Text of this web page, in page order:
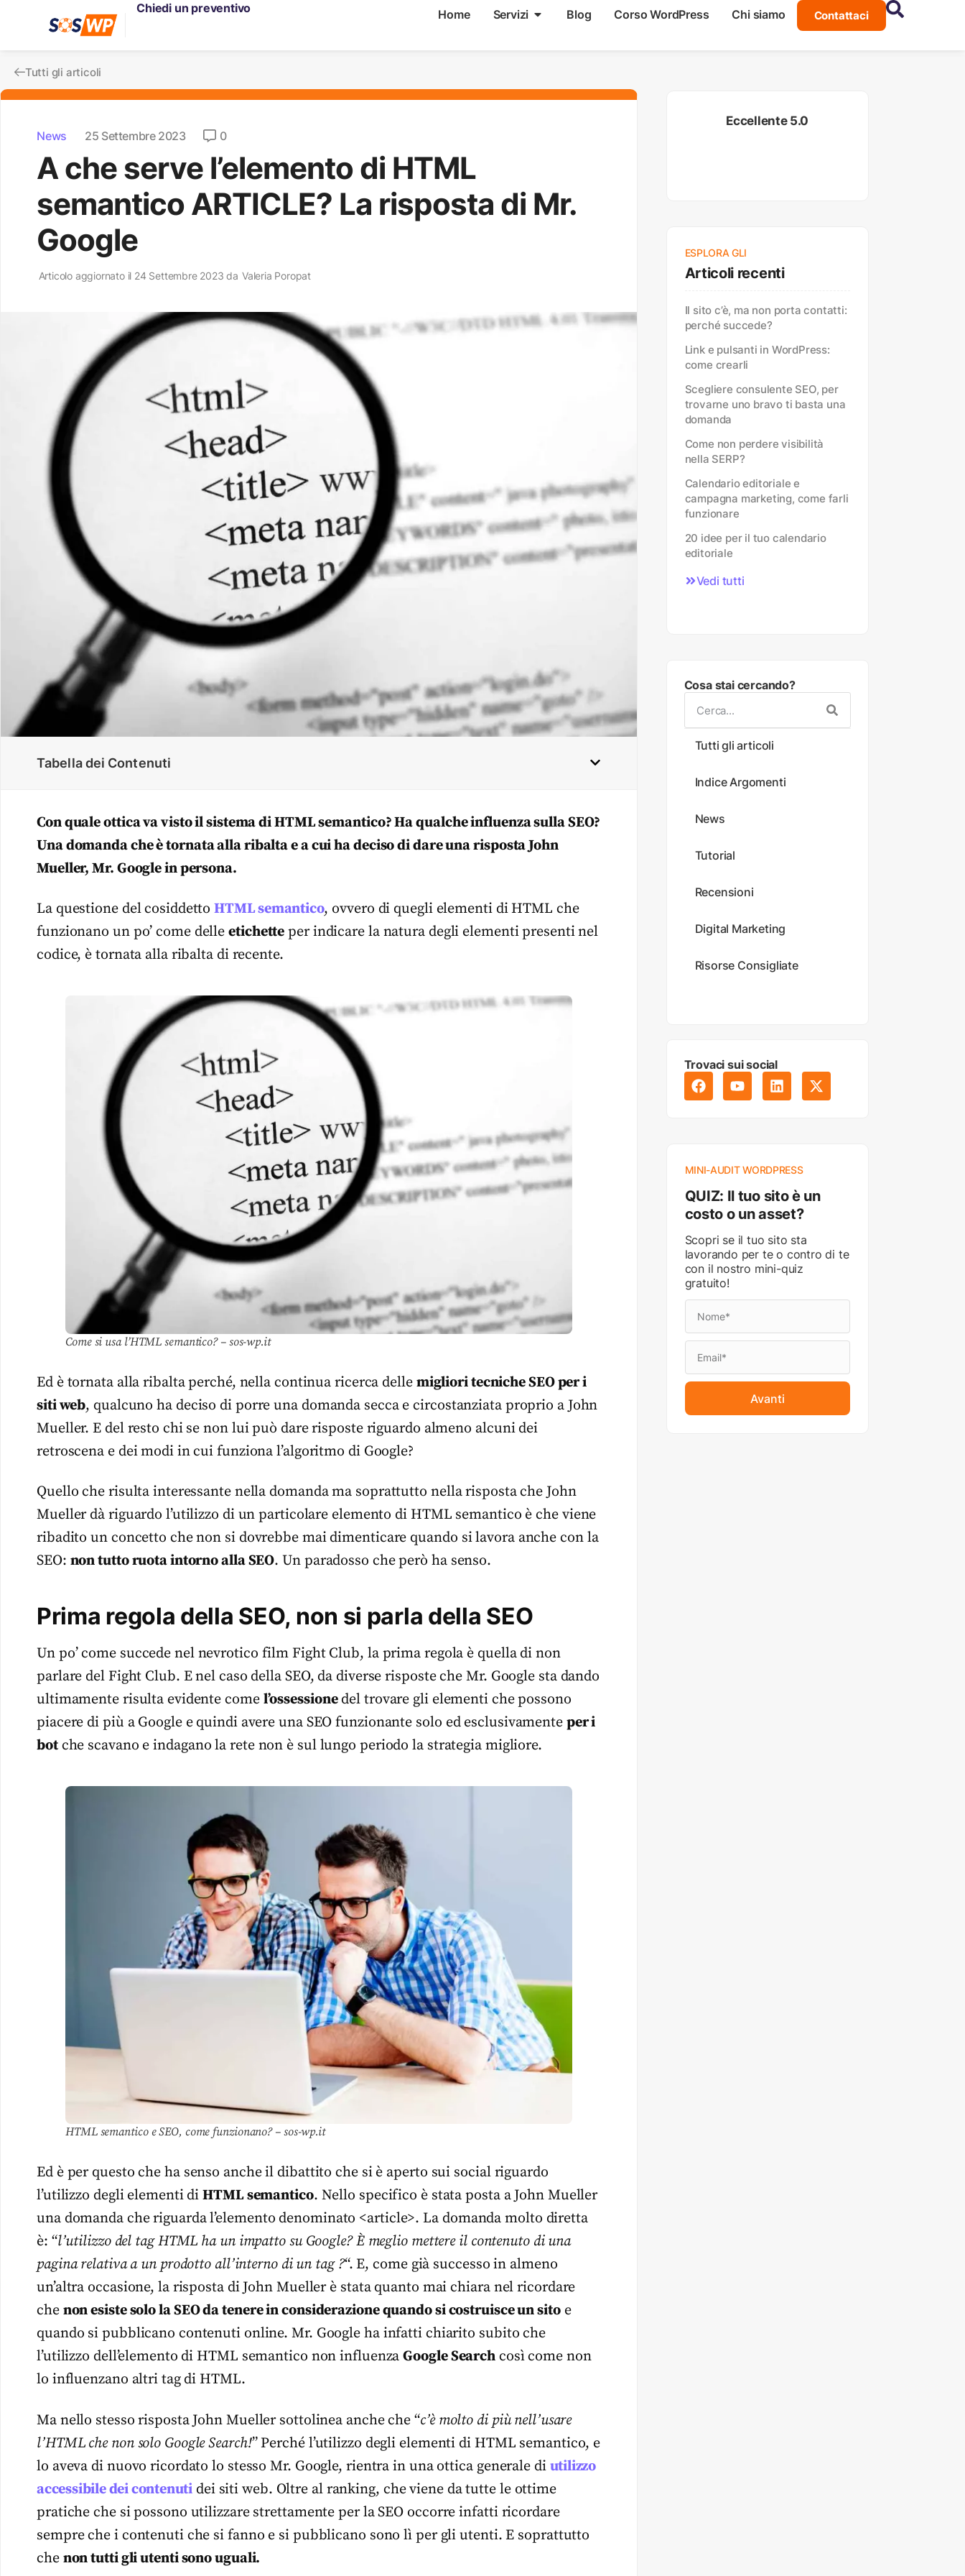
Home Servizi Blog Corso WordPress Chi siamo Contattaci
Chiedi un preventivo
Tutti gli articoli
News 25 Settembre 2023 0
A che serve l’elemento di HTML
semantico ARTICLE? La risposta di Mr.
Google
Articolo aggiornato il 24 Settembre 2023 da Valeria Poropat
Tabella dei Contenuti
Con quale ottica va visto il sistema di HTML semantico? Ha qualche influenza sulla SEO?
Una domanda che è tornata alla ribalta e a cui ha deciso di dare una risposta John
Mueller, Mr. Google in persona.
La questione del cosiddettoHTML semantico, ovvero di quegli elementi di HTML che
funzionano un po’ come delleetichette per indicare la natura degli elementi presenti nel
codice, è tornata alla ribalta di recente.
Come si usa l’HTML semantico? – sos-wp.it
Ed è tornata alla ribalta perché, nella continua ricerca delle migliori tecniche SEO per i
siti web, qualcuno ha deciso di porre una domanda secca e circostanziata proprio a John
Mueller. E del resto chi se non lui può dare risposte riguardo almeno alcuni dei
retroscena e dei modi in cui funziona l’algoritmo di Google?
Quello che risulta interessante nella domanda ma soprattutto nella risposta che John
Mueller dà riguardo l’utilizzo di un particolare elemento di HTML semantico è che viene
ribadito un concetto che non si dovrebbe mai dimenticare quando si lavora anche con la
SEO: non tutto ruota intorno alla SEO. Un paradosso che però ha senso.
Prima regola della SEO, non si parla della SEO
Un po’ come succede nel nevrotico film Fight Club, la prima regola è quella di non
parlare del Fight Club. E nel caso della SEO, da diverse risposte che Mr. Google sta dando
ultimamente risulta evidente come l’ossessionedel trovare gli elementi che possono
piacere di più a Google e quindi avere una SEO funzionante solo ed esclusivamente per i
botche scavano e indagano la rete non è sul lungo periodo la strategia migliore.
HTML semantico e SEO, come funzionano? – sos-wp.it
Ed è per questo che ha senso anche il dibattito che si è aperto sui social riguardo
l’utilizzo degli elementi diHTML semantico. Nello specifico è stata posta a John Mueller
una domanda che riguarda l’elemento denominato <article>. La domanda molto diretta
è: “l’utilizzo del tag HTML ha un impatto su Google? È meglio mettere il contenuto di una
pagina relativa a un prodotto all’interno di un tag ?“. E, come già successo in almeno
un’altra occasione, la risposta di John Mueller è stata quanto mai chiara nel ricordare
che non esiste solo la SEO da tenere in considerazione quando si costruisce un sitoe
quando si pubblicano contenuti online. Mr. Google ha infatti chiarito subito che
l’utilizzo dell’elemento di HTML semantico non influenzaGoogle Search così come non
lo influenzano altri tag di HTML.
Ma nello stesso risposta John Mueller sottolinea anche che “c’è molto di più nell’usare
l’HTML che non solo Google Search!” Perché l’utilizzo degli elementi di HTML semantico, e
lo aveva di nuovo ricordato lo stesso Mr. Google, rientra in una ottica generale di utilizzo
accessibile dei contenuti dei siti web. Oltre al ranking, che viene da tutte le ottime
pratiche che si possono utilizzare strettamente per la SEO occorre infatti ricordare
sempre che i contenuti che si fanno e si pubblicano sono lì per gli utenti. E soprattutto
che non tutti gli utenti sono uguali.
Eccellente 5.0
ESPLORA GLI
Articoli recenti
Il sito c’è, ma non porta contatti:
perché succede?
Link e pulsanti in WordPress:
come crearli
Scegliere consulente SEO, per
trovarne uno bravo ti basta una
domanda
Come non perdere visibilità
nella SERP?
Calendario editoriale e
campagna marketing, come farli
funzionare
20 idee per il tuo calendario
editoriale
Vedi tutti
Cosa stai cercando?
Tutti gli articoli
Indice Argomenti
News
Tutorial
Recensioni
Digital Marketing
Risorse Consigliate
Trovaci sui social
MINI-AUDIT WORDPRESS
QUIZ: Il tuo sito è un
costo o un asset?
Scopri se il tuo sito sta
lavorando per te o contro di te
con il nostro mini-quiz
gratuito!
Avanti